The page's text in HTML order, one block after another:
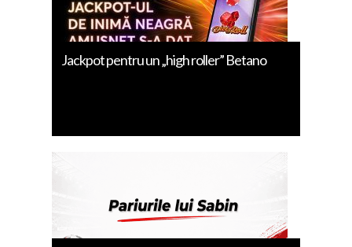
Jackpot pentru un „high roller” Betano